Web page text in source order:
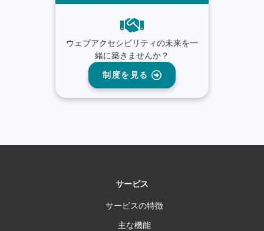
ウェブアクセシビリティの未来を一
緒に築きませんか？
制度を見る
サービス
サービスの特徴
主な機能